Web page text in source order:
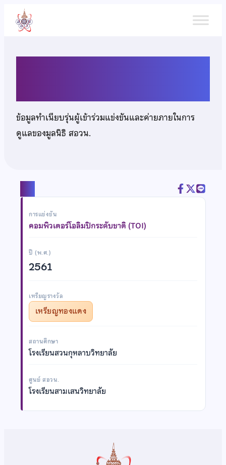
เนื้อหา
ข้อมูลทำเนียบรุ่นผู้เข้าร่วมแข่งขันและค่ายภายในการ
ดูแลของมูลนิธิ สอวน.
การแข่งขัน
คอมพิวเตอร์โอลิมปิกระดับชาติ (TOI)
ปี (พ.ศ.)
2561
เหรียญรางวัล
เหรียญทองแดง
สถานศึกษา
โรงเรียนสวนกุหลาบวิทยาลัย
ศูนย์ สอวน.
โรงเรียนสามเสนวิทยาลัย